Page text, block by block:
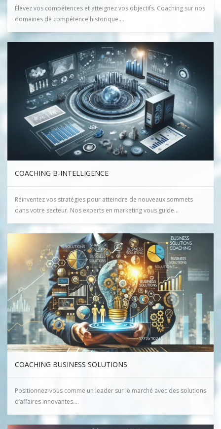
Élevez vos compétences et atteignez vos objectifs. Coaching sur nos
domaines de compétence historique....
COACHING B-INTELLIGENCE
Réinventez vos stratégies pour atteindre de nouveaux sommets
dans votre secteur. Nos experts en marketing vous guide...
COACHING BUSINESS SOLUTIONS
Positionnez-vous comme un leader sur le marché avec des solutions
d’affaires innovantes....